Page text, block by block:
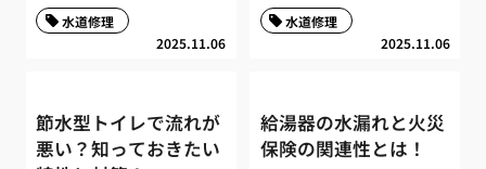
2025.11.06
水道修理
2025.11.06
水道修理
節水型トイレで流れが
悪い？知っておきたい
給湯器の水漏れと火災
保険の関連性とは！